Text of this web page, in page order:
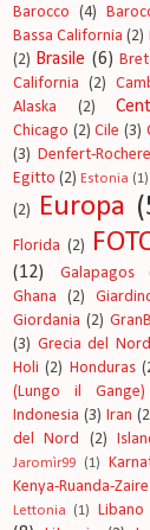
Barocco (4)
Bassa California (2)
(2) Brasile (6)
California (2)
Alaska
(2)
Chicago (2) Cile (3)
(3) Denfert-
Egitto (2) Estonia (1)
(2)
Europa
Florida (2)
(12)
Galapagos
Ghana
(2)
Giordania (2)
(3) Grecia del Nord
Holi (2) Honduras
(Lungo il Gange)
Indonesia (3) Iran
del Nord
(2)
Jaromìr99 (1)
Kenya-Ruanda-Zaire
Lettonia (1) Libano